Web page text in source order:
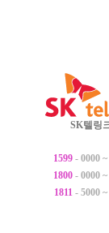
SK텔링
1599 - 0000
1800 - 0000
1811- 5000 ~